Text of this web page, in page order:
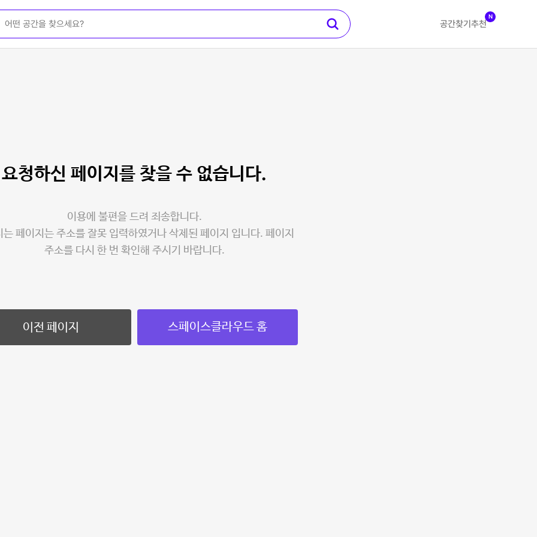
공간찾기 추천
N
요청하신 페이지를 찾을 수 없습니다.
이용에 불편을 드려 죄송합니다.
는 페이지는 주소를 잘못 입력하였거나 삭제된 페이지 입니다. 페이지
주소를 다시 한 번 확인해 주시기 바랍니다.
이전 페이지 스페이스클라우드 홈